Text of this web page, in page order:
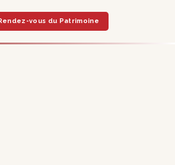
vous du Patrimoine